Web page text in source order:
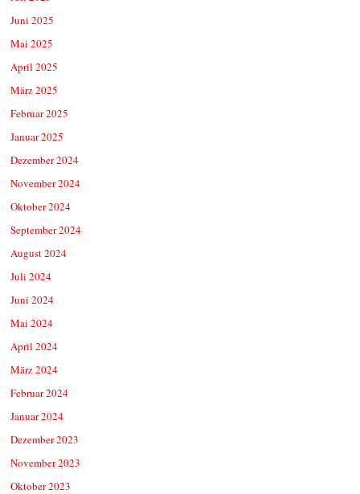
Juni 2025
Mai 2025
April 2025
März 2025
Februar 2025
Januar 2025
Dezember 2024
November 2024
Oktober 2024
September 2024
August 2024
Juli 2024
Juni 2024
Mai 2024
April 2024
März 2024
Februar 2024
Januar 2024
Dezember 2023
November 2023
Oktober 2023